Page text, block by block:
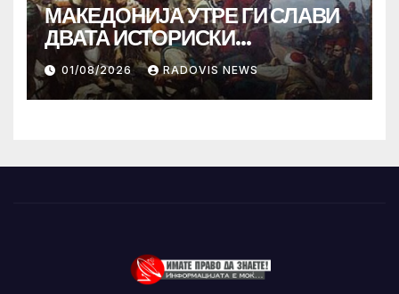
МАКЕДОНИЈА УТРЕ ГИ СЛАВИ
ДВАТА ИСТОРИСКИ
ИЛИНДЕНА!
01/08/2026 RADOVIS NEWS